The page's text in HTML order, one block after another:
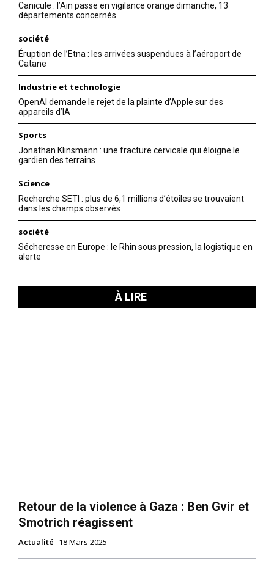
Canicule : l’Ain passe en vigilance orange dimanche, 13
départements concernés
société
Éruption de l’Etna : les arrivées suspendues à l’aéroport de
Catane
Industrie et technologie
OpenAI demande le rejet de la plainte d’Apple sur des
appareils d’IA
Sports
Jonathan Klinsmann : une fracture cervicale qui éloigne le
gardien des terrains
Science
Recherche SETI : plus de 6,1 millions d’étoiles se trouvaient
dans les champs observés
société
Sécheresse en Europe : le Rhin sous pression, la logistique en
alerte
À LIRE
Retour de la violence à Gaza : Ben Gvir et
Smotrich réagissent
Actualité 18 Mars 2025